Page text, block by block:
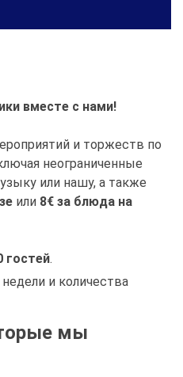
вместе с нами!
и торжеств по
неограниченные
или нашу, а также
или 8€ за блюда на
гостей.
и количества
мы